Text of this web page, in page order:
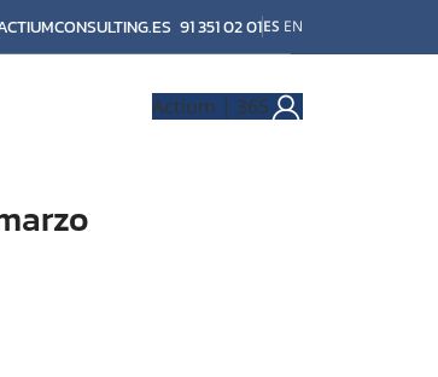
91 351 02 01ES EN
Actium | 365